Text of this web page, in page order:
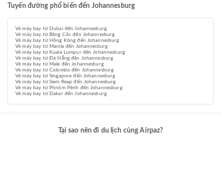
Tuyến đường phổ biến đến Johannesburg
Vé máy bay từ Dubai đến Johannesburg
Vé máy bay từ Băng Cốc đến Johannesburg
Vé máy bay từ Hồng Kông đến Johannesburg
Vé máy bay từ Manila đến Johannesburg
Vé máy bay từ Kuala Lumpur đến Johannesburg
Vé máy bay từ Đà Nẵng đến Johannesburg
Vé máy bay từ Male đến Johannesburg
Vé máy bay từ Colombo đến Johannesburg
Vé máy bay từ Singapore đến Johannesburg
Vé máy bay từ Siem Reap đến Johannesburg
Vé máy bay từ Phnôm Pênh đến Johannesburg
Vé máy bay từ Dakar đến Johannesburg
Tại sao nên đi du lịch cùng Airpaz?